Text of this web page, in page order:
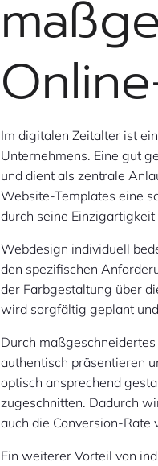
Im digitalen Zeitalter ist
Unternehmens. Eine gut
und dient als zentrale
Website-Templates eine
durch seine
Webdesign individuell
den spezifischen
der Farbgestaltung über
wird sorgfältig geplant
Durch
authentisch präsentieren
optisch ansprechend
zugeschnitten. Dadurch
auch die Conversion-Rate
Ein weiterer Vorteil von